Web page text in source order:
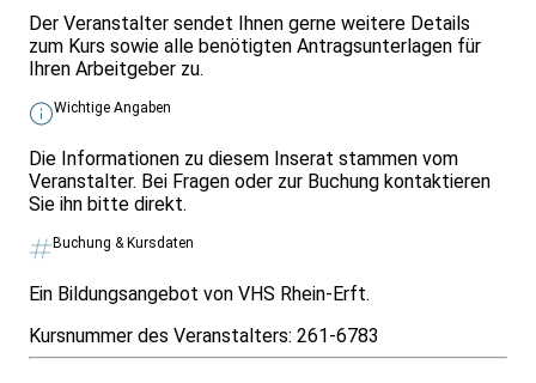
Der Veranstalter sendet Ihnen gerne weitere Details
zum Kurs sowie alle benötigten Antragsunterlagen für
Ihren Arbeitgeber zu.
Wichtige Angaben
Die Informationen zu diesem Inserat stammen vom
Veranstalter. Bei Fragen oder zur Buchung kontaktieren
Sie ihn bitte direkt.
Buchung & Kursdaten
Ein Bildungsangebot von VHS Rhein-Erft.
Kursnummer des Veranstalters: 261-6783